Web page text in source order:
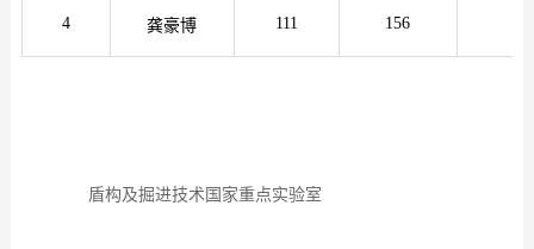
4 龚豪博 111 156
盾构及掘进技术国家重点实验室